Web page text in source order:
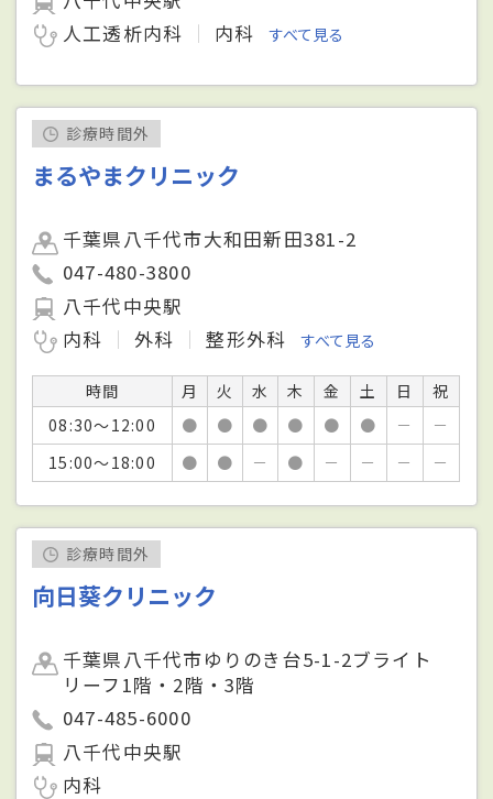
人工透析内科
内科 すべて見る
診療時間外
まるやまクリニック
千葉県八千代市大和田新田381-2
047-480-3800
八千代中央駅
内科
外科 整形外科 すべて見る
時間 月 火 水 木 金 土 日
祝
08:30～12:00
● ● ● ● ● ● －
－
15:00～18:00
● ● － ● － － － －
診療時間外
向日葵クリニック
千葉県八千代市ゆりのき台5-1-2ブライト
リーフ1階・2階・3階
047-485-6000
八千代中央駅
内科